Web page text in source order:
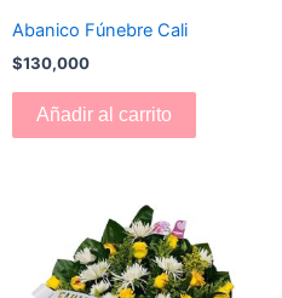
Abanico Fúnebre Cali
$130,000
Añadir al carrito